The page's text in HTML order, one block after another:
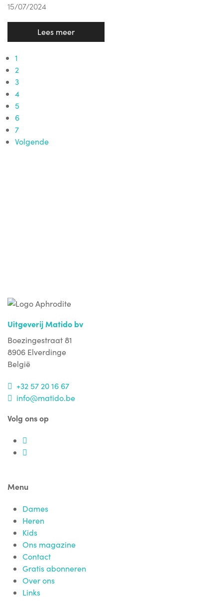
15/07/2024
Lees meer
1
2
3
4
5
6
7
Volgende
Wil je graag onze nieuwsbrief
ontvangen?
Uitgeverij Matido bv
Boezingestraat 81
8906 Elverdinge
België
+32 57 20 16 67
info@matido.be
Volg ons op
Menu
Dames
Heren
Kids
Ons magazine
Contact
Gratis abonneren
Over ons
Links